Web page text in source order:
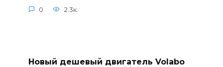
0 2.3к.
Новый дешевый двигатель Volabo